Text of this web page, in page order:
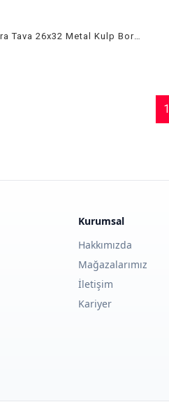
Lava Izgara Tava 26x32 Metal Kulp Bordo
1
Kurumsal
Hakkımızda
Mağazalarımız
İletişim
Kariyer